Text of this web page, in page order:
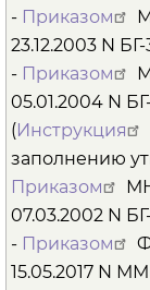
- Приказом
23.12.2003 N
- Приказом
05.01.2004 N
(Инструкция
заполнению
Приказом
07.03.2002 N
- Приказом
15.05.2017 N